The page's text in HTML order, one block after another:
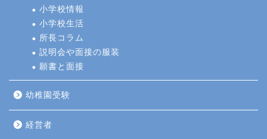
小学校情報
小学校生活
所長コラム
説明会や面接の服装
願書と面接
幼稚園受験
経営者